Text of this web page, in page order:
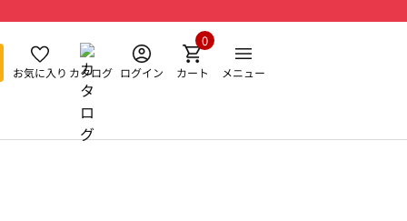
お気に入り カタログ ログイン カート
0
メニュー